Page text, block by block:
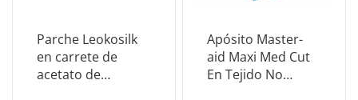
Parche Leokosilk
en carrete de
acetato de
Apósito Master-
aid Maxi Med Cut
En Tejido No